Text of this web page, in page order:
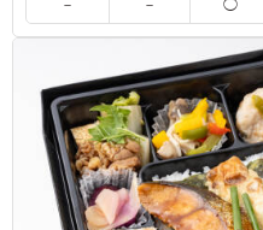
彩がよく量も適量。味が濃
のかと思います。季節を感
にはとても良いかと思いま
す。
ご利用シーン：会議・セミナー
東京都千代田区内幸町2026/02/
－ － ◯